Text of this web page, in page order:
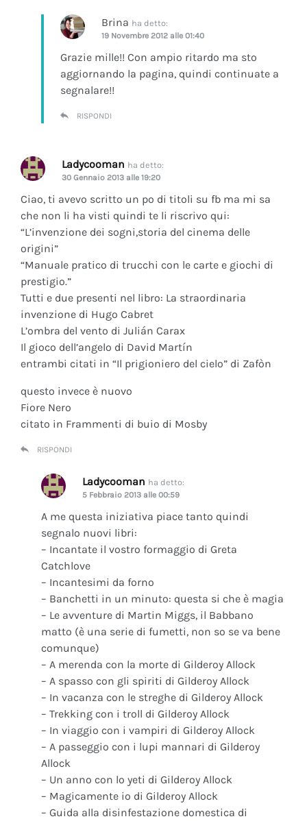
Brina ha detto:
19 Novembre 2012 alle 01:40
Grazie mille!! Con ampio ritardo ma sto
aggiornando la pagina, quindi continuate a
segnalare!!
RISPONDI
Ladycooman ha detto:
30 Gennaio 2013 alle 19:20
Ciao, ti avevo scritto un po di titoli su fb ma mi sa
che non li ha visti quindi te li riscrivo qui:
“L’invenzione dei sogni,storia del cinema delle
origini”
“Manuale pratico di trucchi con le carte e giochi di
prestigio.”
Tutti e due presenti nel libro: La straordinaria
invenzione di Hugo Cabret
L’ombra del vento di Julián Carax
Il gioco dell’angelo di David Martín
entrambi citati in “Il prigioniero del cielo” di Zafòn
questo invece è nuovo
Fiore Nero
citato in Frammenti di buio di Mosby
RISPONDI
Ladycooman ha detto:
5 Febbraio 2013 alle 00:59
A me questa iniziativa piace tanto quindi
segnalo nuovi libri:
– Incantate il vostro formaggio di Greta
Catchlove
– Incantesimi da forno
– Banchetti in un minuto: questa si che è magia
– Le avventure di Martin Miggs, il Babbano
matto (è una serie di fumetti, non so se va bene
comunque)
– A merenda con la morte di Gilderoy Allock
– A spasso con gli spiriti di Gilderoy Allock
– In vacanza con le streghe di Gilderoy Allock
– Trekking con i troll di Gilderoy Allock
– In viaggio con i vampiri di Gilderoy Allock
– A passeggio con i lupi mannari di Gilderoy
Allock
– Un anno con lo yeti di Gilderoy Allock
– Magicamente io di Gilderoy Allock
– Guida alla disinfestazione domestica di